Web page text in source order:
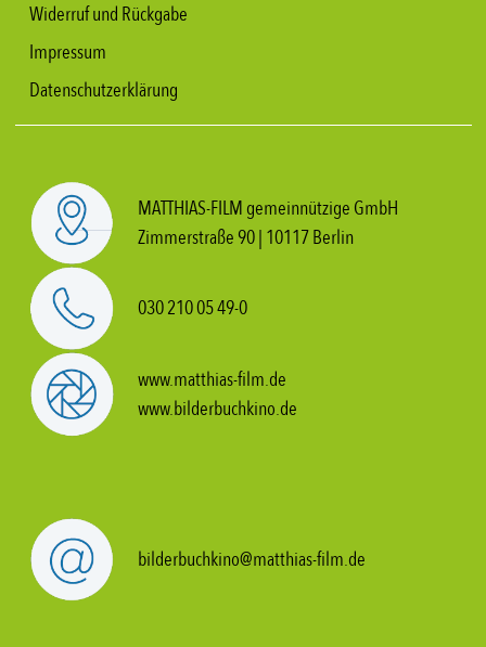
Widerruf und Rückgabe
Impressum
Datenschutzerklärung
MATTHIAS-FILM gemeinnützige GmbH
Zimmerstraße 90 | 10117 Berlin
030 210 05 49-0
www.matthias-film.de
www.bilderbuchkino.de
bilderbuchkino@matthias-film.de